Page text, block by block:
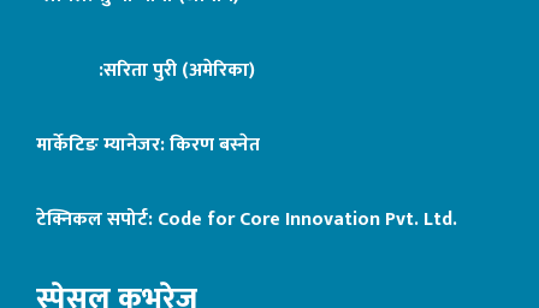
:सरिता पुरी (अमेरिका)
मार्केटिङ म्यानेजर: किरण बस्नेत
टेक्निकल सपोर्ट:Code for Core Innovation Pvt. Ltd.